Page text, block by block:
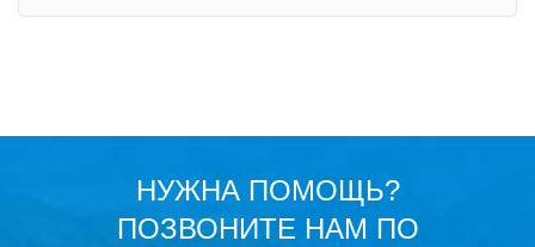
НУЖНА ПОМОЩЬ?
ПОЗВОНИТЕ НАМ ПО